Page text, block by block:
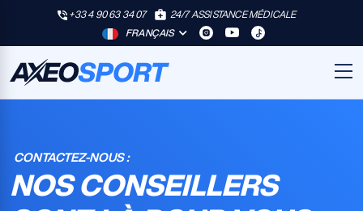
+33 4 90 63 34 07
24/7 ASSISTANCE MÉDICALE
FRANÇAIS
CONTACTEZ-NOUS :
NOS CONSEILLERS